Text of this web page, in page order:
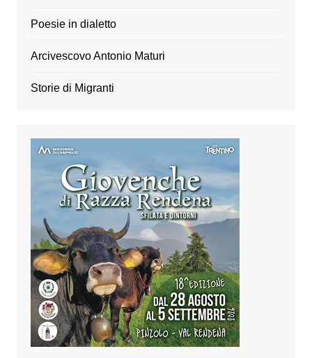
Poesie in dialetto
Arcivescovo Antonio Maturi
Storie di Migranti